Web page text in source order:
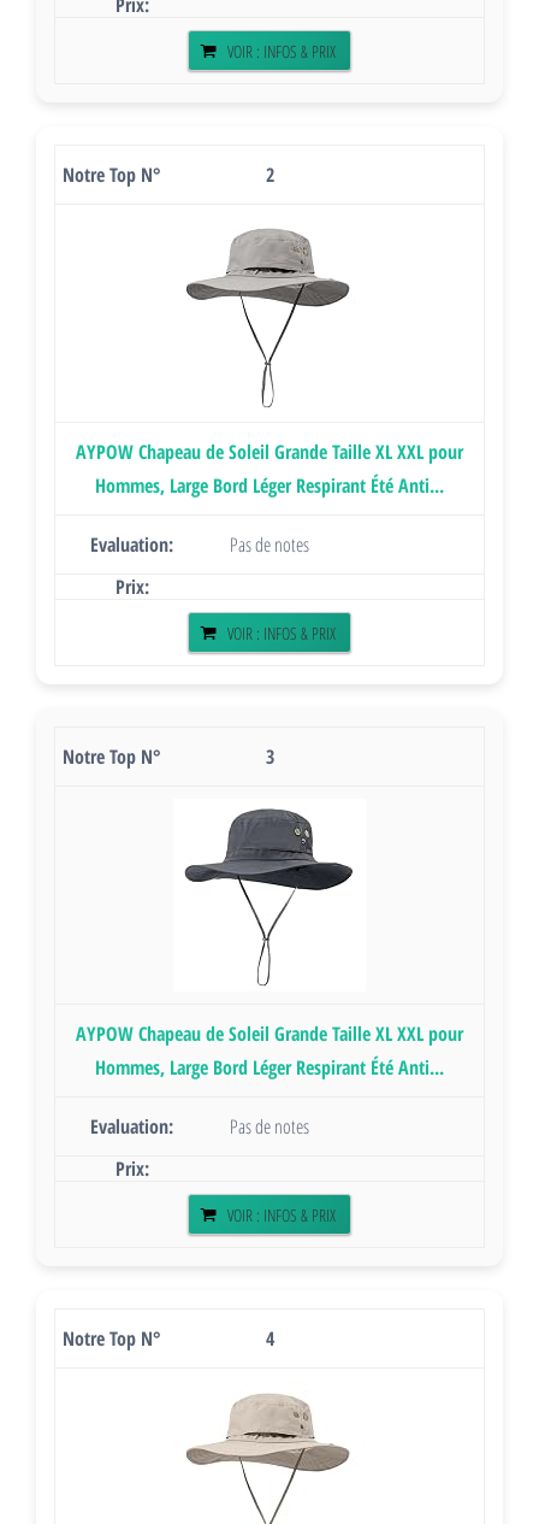
VOIR : INFOS & PRIX
2
AYPOW Chapeau de Soleil Grande Taille XL XXL pour
Hommes, Large Bord Léger Respirant Été Anti...
Pas de notes
VOIR : INFOS & PRIX
3
AYPOW Chapeau de Soleil Grande Taille XL XXL pour
Hommes, Large Bord Léger Respirant Été Anti...
Pas de notes
VOIR : INFOS & PRIX
4